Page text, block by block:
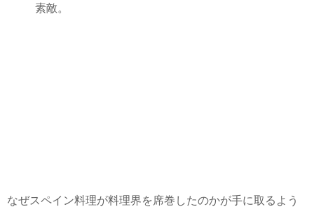
素敵。
なぜスペイン料理が料理界を席巻したのかが手に取るよう